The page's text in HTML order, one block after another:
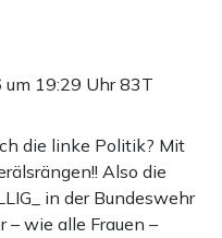
19:29 Uhr83T
die linke Politik? Mit
Also die
in der Bundeswehr
wie alle Frauen –